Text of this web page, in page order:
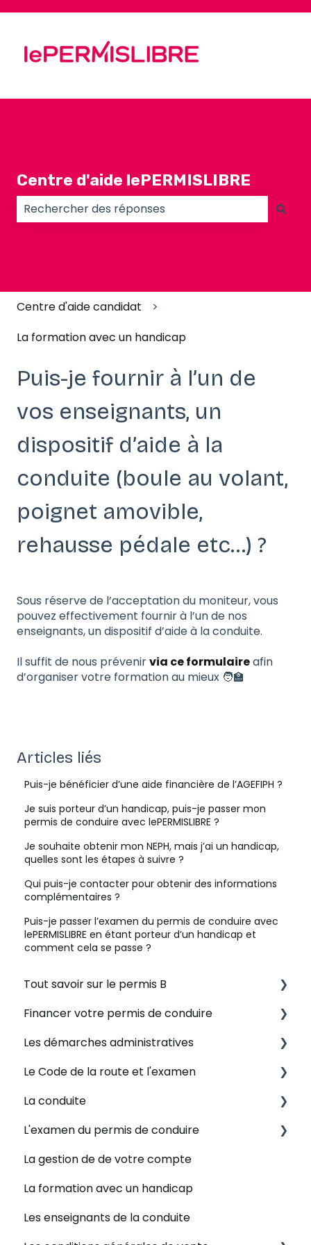
Centre d'aide lePERMISLIBRE
Centre d'aide candidat
La formation avec un handicap
Puis-je fournir à l’un de
vos enseignants, un
dispositif d’aide à la
conduite (boule au volant,
poignet amovible,
rehausse pédale etc…) ?
Sous réserve de l’acceptation du moniteur, vous
pouvez effectivement fournir à l’un de nos
enseignants, un dispositif d’aide à la conduite.
Il suffit de nous prévenirvia ce formulaireafin
d’organiser votre formation au mieux 🧑‍🏫
Articles liés
Puis-je bénéficier d’une aide financière de l’AGEFIPH ?
Je suis porteur d’un handicap, puis-je passer mon
permis de conduire avec lePERMISLIBRE ?
Je souhaite obtenir mon NEPH, mais j’ai un handicap,
quelles sont les étapes à suivre ?
Qui puis-je contacter pour obtenir des informations
complémentaires ?
Puis-je passer l’examen du permis de conduire avec
lePERMISLIBRE en étant porteur d’un handicap et
comment cela se passe ?
Tout savoir sur le permis B
Se lancer dans une formation au permis
Les règles en auto-école
Evaluer votre situation
Les tarifs
Nous contacter
Financer votre permis de conduire
Le CPF
Les modalités de paiement
Autre modes de financement acceptés
Les démarches administratives
Quel est votre situation ?
Le NEPH
L'ANTS
Mon dossier de formation
Le Code de la route et l'examen
Plateforme de révision
Examen théorique - inscription
Examen théorique - déroulement
Examen théorique - résultat
La conduite
L'apprentissage de la conduite
Les leçons de conduites
Les points de rendez-vous
Les enseignants
L'examen du permis de conduire
Examen du permis de conduire - Inscription
Examen du permis de conduire -
La gestion de de votre compte
La formation avec un handicap
Les enseignants de la conduite